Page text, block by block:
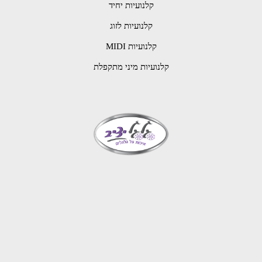
קלנועיות יחיד
קלנועיות לזוג
קלנועיות MIDI
קלנועיות מיני מתקפלת